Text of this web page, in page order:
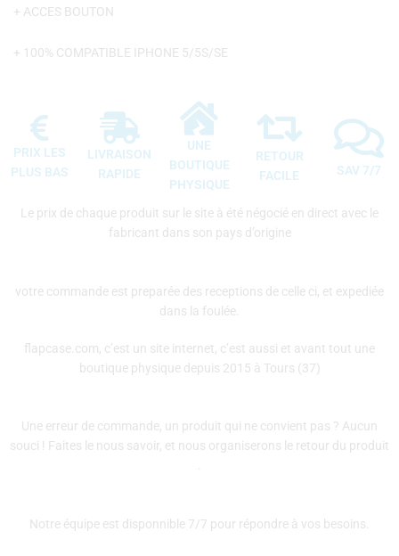
+ ACCES BOUTON
+ 100% COMPATIBLE IPHONE 5/5S/SE
PRIX LES
PLUS BAS
LIVRAISON
RAPIDE
UNE
BOUTIQUE
PHYSIQUE
RETOUR
FACILE
SAV 7/7
Le prix de chaque produit sur le site à été négocié en direct avec le
fabricant dans son pays d’origine
votre commande est preparée des receptions de celle ci, et expediée
dans la foulée.
flapcase.com, c’est un site internet, c’est aussi et avant tout une
boutique physique depuis 2015 à Tours (37)
Une erreur de commande, un produit qui ne convient pas ? Aucun
souci ! Faites le nous savoir, et nous organiserons le retour du produit
Notre équipe est disponnible 7/7 pour répondre à vos besoins.